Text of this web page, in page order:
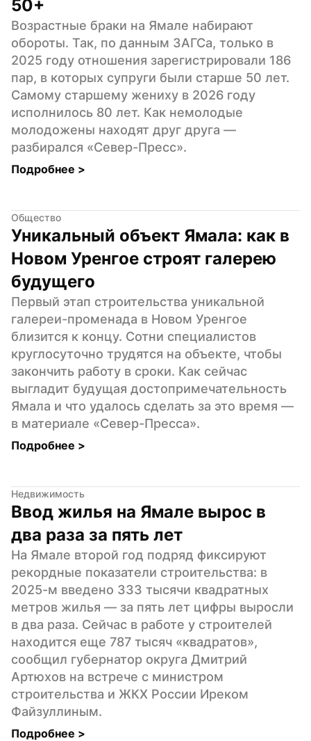
50+
Возрастные браки на Ямале набирают
обороты. Так, по данным ЗАГСа, только в
2025 году отношения зарегистрировали 186
пар, в которых супруги были старше 50 лет.
Самому старшему жениху в 2026 году
исполнилось 80 лет. Как немолодые
молодожены находят друг друга —
разбирался «Север-Пресс».
Подробнее >
Общество
Уникальный объект Ямала: как в
Новом Уренгое строят галерею
будущего
Первый этап строительства уникальной
галереи-променада в Новом Уренгое
близится к концу. Сотни специалистов
круглосуточно трудятся на объекте, чтобы
закончить работу в сроки. Как сейчас
выгладит будущая достопримечательность
Ямала и что удалось сделать за это время —
в материале «Север-Пресса».
Подробнее >
Недвижимость
Ввод жилья на Ямале вырос в
два раза за пять лет
На Ямале второй год подряд фиксируют
рекордные показатели строительства: в
2025-м введено 333 тысячи квадратных
метров жилья — за пять лет цифры выросли
в два раза. Сейчас в работе у строителей
находится еще 787 тысяч «квадратов»,
сообщил губернатор округа Дмитрий
Артюхов на встрече с министром
строительства и ЖКХ России Иреком
Файзуллиным.
Подробнее >